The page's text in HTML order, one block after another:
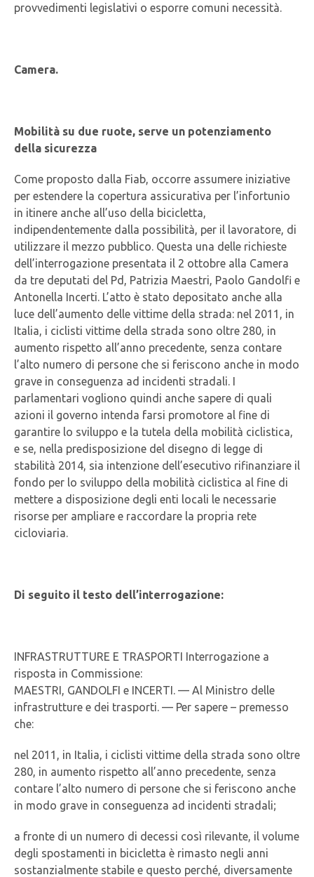
provvedimenti legislativi o esporre comuni necessità.
Camera.
Mobilità su due ruote, serve un potenziamento
della sicurezza
Come proposto dalla Fiab, occorre assumere iniziative
per estendere la copertura assicurativa per l’infortunio
in itinere anche all’uso della bicicletta,
indipendentemente dalla possibilità, per il lavoratore, di
utilizzare il mezzo pubblico. Questa una delle richieste
dell’interrogazione presentata il 2 ottobre alla Camera
da tre deputati del Pd, Patrizia Maestri, Paolo Gandolfi e
Antonella Incerti. L’atto è stato depositato anche alla
luce dell’aumento delle vittime della strada: nel 2011, in
Italia, i ciclisti vittime della strada sono oltre 280, in
aumento rispetto all’anno precedente, senza contare
l’alto numero di persone che si feriscono anche in modo
grave in conseguenza ad incidenti stradali. I
parlamentari vogliono quindi anche sapere di quali
azioni il governo intenda farsi promotore al fine di
garantire lo sviluppo e la tutela della mobilità ciclistica,
e se, nella predisposizione del disegno di legge di
stabilità 2014, sia intenzione dell’esecutivo rifinanziare il
fondo per lo sviluppo della mobilità ciclistica al fine di
mettere a disposizione degli enti locali le necessarie
risorse per ampliare e raccordare la propria rete
cicloviaria.
Di seguito il testo dell’interrogazione:
INFRASTRUTTURE E TRASPORTI Interrogazione a
risposta in Commissione:
MAESTRI, GANDOLFI e INCERTI. — Al Ministro delle
infrastrutture e dei trasporti. — Per sapere – premesso
che:
nel 2011, in Italia, i ciclisti vittime della strada sono oltre
280, in aumento rispetto all’anno precedente, senza
contare l’alto numero di persone che si feriscono anche
in modo grave in conseguenza ad incidenti stradali;
a fronte di un numero di decessi così rilevante, il volume
degli spostamenti in bicicletta è rimasto negli anni
sostanzialmente stabile e questo perché, diversamente